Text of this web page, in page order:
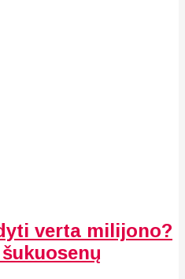
verta milijono?